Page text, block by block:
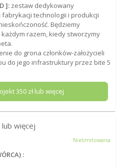
]:zestaw dedykowany
technologii i produkcji
Będziemy
razem, kiedy stworzymy
do grona członków-założycieli
do jego infrastruktury przez bite 5
350zł lub więcej
lub więcej
Nielimitowana
: